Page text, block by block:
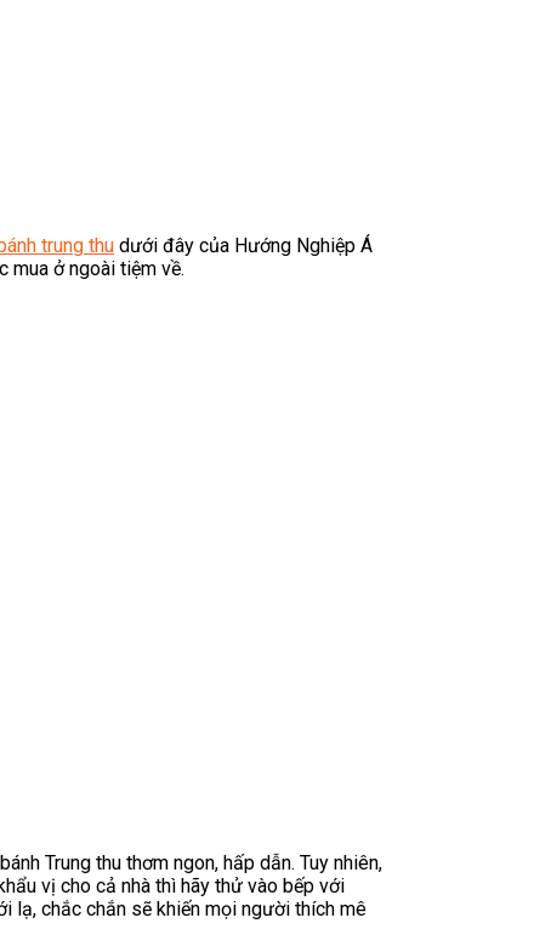
trung thu dưới đây của Hướng Nghiệp Á
mua ở ngoài tiệm về.
Trung thu thơm ngon, hấp dẫn. Tuy nhiên,
vị cho cả nhà thì hãy thử vào bếp với
lạ, chắc chắn sẽ khiến mọi người thích mê